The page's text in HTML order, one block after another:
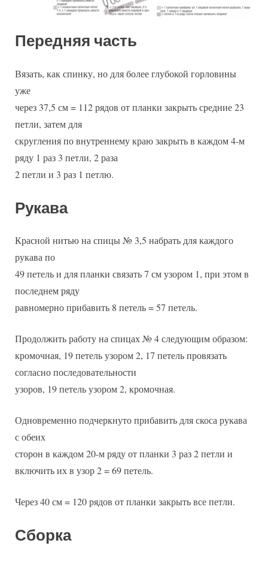
Передняя часть
Вязать, как спинку, но для более глубокой горловины
уже
через 37,5 см = 112 рядов от планки закрыть средние 23
петли, затем для
скругления по внутреннему краю закрыть в каждом 4-м
ряду 1 раз 3 петли, 2 раза
2 петли и 3 раз 1 петлю.
Рукава
Красной нитью на спицы № 3,5 набрать для каждого
рукава по
49 петель и для планки связать 7 см узором 1, при этом в
последнем ряду
равномерно прибавить 8 петель = 57 петель.
Продолжить работу на спицах № 4 следующим образом:
кромочная, 19 петель узором 2, 17 петель провязать
согласно последовательности
узоров, 19 петель узором 2, кромочная.
Одновременно подчеркнуто прибавить для скоса рукава
с обеих
сторон в каждом 20-м ряду от планки 3 раз 2 петли и
включить их в узор 2 = 69 петель.
Через 40 см = 120 рядов от планки закрыть все петли.
Сборка